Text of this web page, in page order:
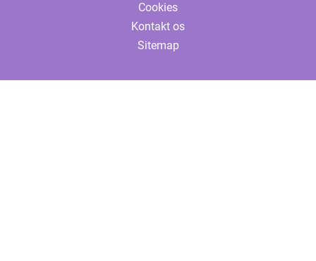
Cookies
Kontakt os
Sitemap